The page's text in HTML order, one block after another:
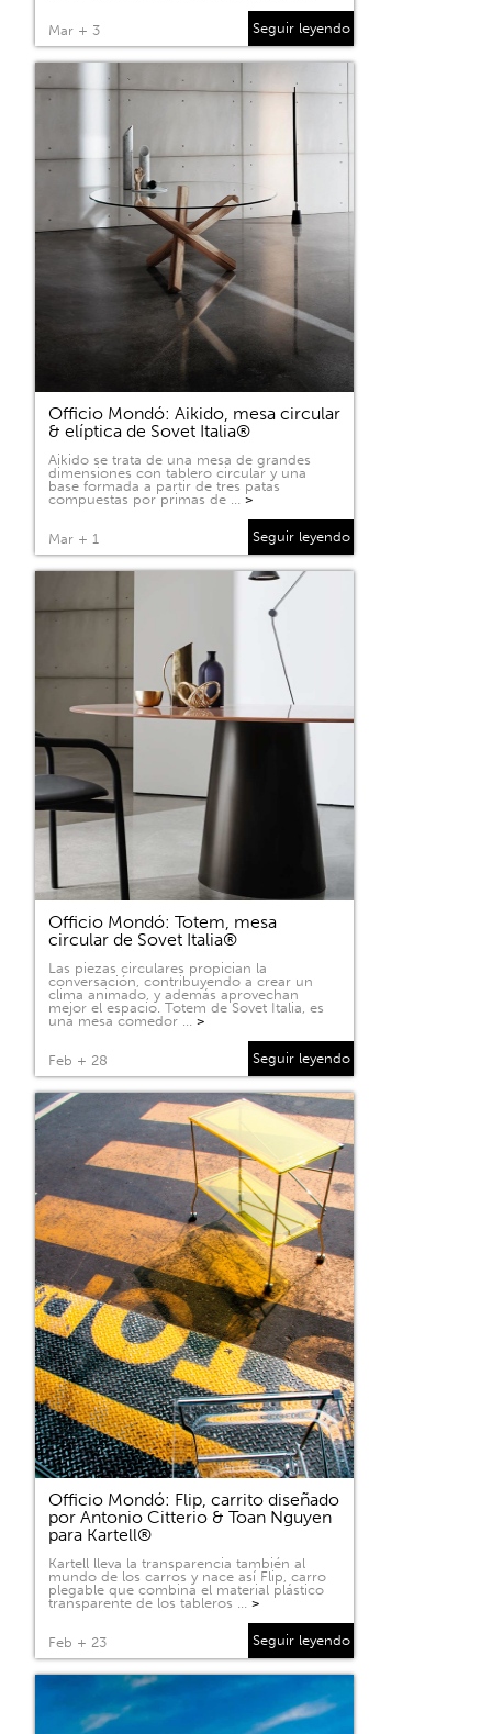
Mar + 3 Seguir leyendo
Officio Mondó: Aikido, mesa circular
& elíptica de Sovet Italia®
Aikido se trata de una mesa de grandes
dimensiones con tablero circular y una
base formada a partir de tres patas
compuestas por primas de … >
Mar + 1 Seguir leyendo
Officio Mondó: Totem, mesa
circular de Sovet Italia®
Las piezas circulares propician la
conversación, contribuyendo a crear un
clima animado, y además aprovechan
mejor el espacio. Totem de Sovet Italia, es
una mesa comedor … >
Feb + 28 Seguir leyendo
Officio Mondó: Flip, carrito diseñado
por Antonio Citterio & Toan Nguyen
para Kartell®
Kartell lleva la transparencia también al
mundo de los carros y nace así Flip, carro
plegable que combina el material plástico
transparente de los tableros … >
Feb + 23 Seguir leyendo